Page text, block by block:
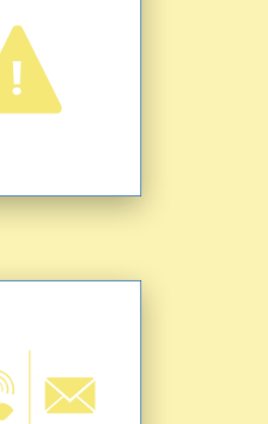
und möglichst
des Problems.
kontaktiert werden
uns dann mit Ihnen